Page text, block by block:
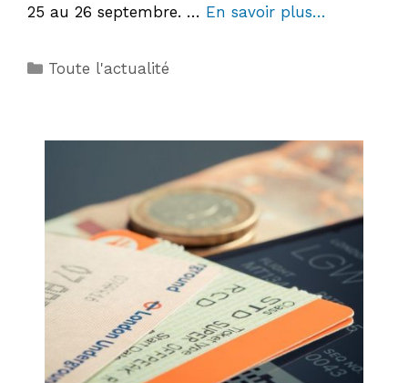
25 au 26 septembre. … En savoir plus…
Catégories
Toute l'actualité